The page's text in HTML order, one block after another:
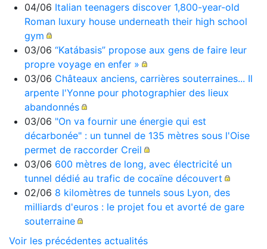
04/06 Italian teenagers discover 1,800-year-old
Roman luxury house underneath their high school
gym
03/06 “Katábasis” propose aux gens de faire leur
propre voyage en enfer »
03/06 Châteaux anciens, carrières souterraines... Il
arpente l'Yonne pour photographier des lieux
abandonnés
03/06 "On va fournir une énergie qui est
décarbonée" : un tunnel de 135 mètres sous l'Oise
permet de raccorder Creil
03/06 600 mètres de long, avec électricité un
tunnel dédié au trafic de cocaïne découvert
02/06 8 kilomètres de tunnels sous Lyon, des
milliards d'euros : le projet fou et avorté de gare
souterraine
Voir les précédentes actualités